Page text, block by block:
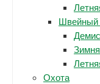
Швейный
Охота